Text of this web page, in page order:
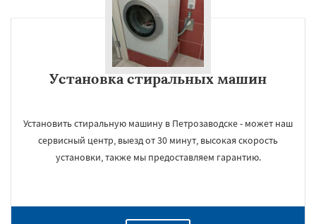
Установка стиральных машин
Установить стиральную машину в Петрозаводске - может наш
сервисный центр, выезд от 30 минут, высокая скорость
установки, также мы предоставляем гарантию.